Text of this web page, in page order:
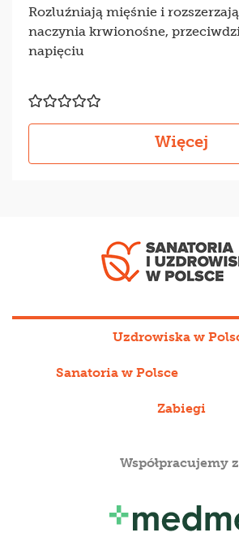
Rozluźniają mięśnie i rozszerzają
naczynia krwionośne,
napięciu
Więcej
Uzdrowiska w
Sanatoria w Polsce
Zabiegi
Współpracujemy